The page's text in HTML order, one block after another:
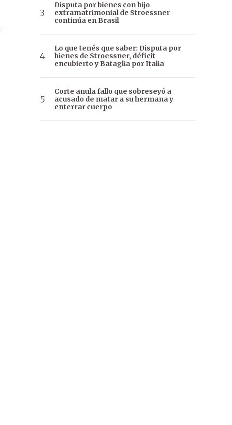
Disputa por bienes con hijo
extramatrimonial de Stroessner
continúa en Brasil
Lo que tenés que saber: Disputa por
bienes de Stroessner, déficit
encubierto y Bataglia por Italia
Corte anula fallo que sobreseyó a
acusado de matar a su hermana y
enterrar cuerpo